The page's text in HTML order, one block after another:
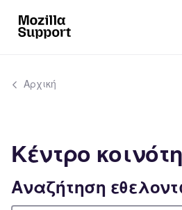
Αρχική
Κέντρο
Αναζήτηση